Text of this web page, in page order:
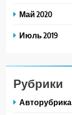
Май 2020
Июль 2019
Рубрики
Авторубрика